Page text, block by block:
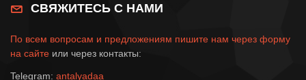
СВЯЖИТЕСЬ С НАМИ
По всем вопросам и предложениям пишите нам через форму
на сайте или через контакты:
Telegram: antalyadaa